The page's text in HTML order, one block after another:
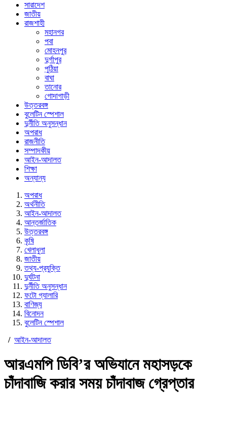
সারাদেশ
জাতীয়
রাজশাহী
মহানগর
পবা
মোহনপুর
দুর্গাপুর
পুঠিয়া
বাঘা
তানোর
গোদাগাড়ী
উত্তরবঙ্গ
বুলেটিন স্পেশাল
দুর্নীতি অনুসন্ধান
অপরাধ
রাজনীতি
সম্পাদকীয়
আইন-আদালত
শিক্ষা
অন্যান্য
অপরাধ
অর্থনীতি
আইন-আদালত
আন্তর্জাতিক
উত্তরবঙ্গ
কৃষি
খেলাধুলা
জাতীয়
তথ্য-প্রযুক্তি
দুর্ঘটনা
দুর্নীতি অনুসন্ধান
ফটো গ্যালারি
বাণিজ্য
বিনোদন
বুলেটিন স্পেশাল
/ আইন-আদালত
আরএমপি ডিবি’র অভিযানে মহাসড়কে
চাঁদাবাজি করার সময় চাঁদাবাজ গ্রেপ্তার